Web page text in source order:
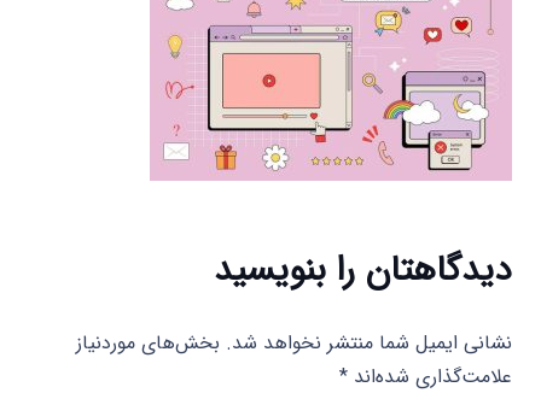
دیدگاهتان را بنویسید
نشانی ایمیل شما منتشر نخواهد شد. بخش‌های موردنیاز
علامت‌گذاری شده‌اند *